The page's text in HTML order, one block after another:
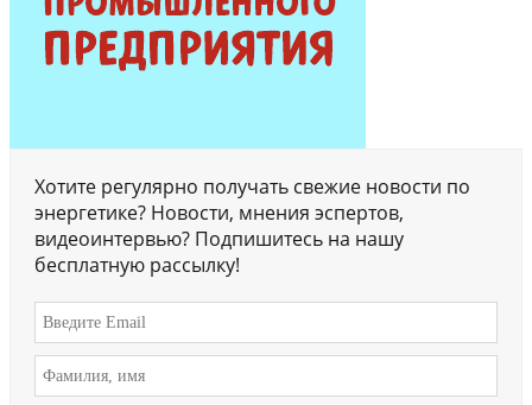
Хотите регулярно получать свежие новости по
энергетике? Новости, мнения эспертов,
видеоинтервью? Подпишитесь на нашу
бесплатную рассылку!